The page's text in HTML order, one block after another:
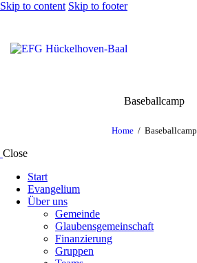
Skip to content Skip to footer
Baseballcamp
Home Baseballcamp
Close
Start
Evangelium
Über uns
Gemeinde
Glaubensgemeinschaft
Finanzierung
Gruppen